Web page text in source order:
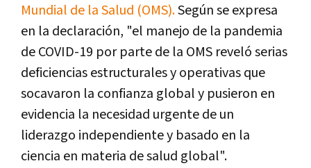
Mundial de la Salud (OMS).Según se expresa
en la declaración, "el manejo de la pandemia
de COVID-19 por parte de la OMS reveló serias
deficiencias estructurales y operativas que
socavaron la confianza global y pusieron en
evidencia la necesidad urgente de un
liderazgo independiente y basado en la
ciencia en materia de salud global".